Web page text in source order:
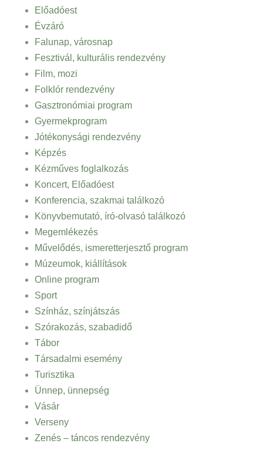
Előadóest
Évzáró
Falunap, városnap
Fesztivál, kulturális rendezvény
Film, mozi
Folklór rendezvény
Gasztronómiai program
Gyermekprogram
Jótékonysági rendezvény
Képzés
Kézműves foglalkozás
Koncert, Előadóest
Konferencia, szakmai találkozó
Könyvbemutató, író-olvasó találkozó
Megemlékezés
Művelődés, ismeretterjesztő program
Múzeumok, kiállítások
Online program
Sport
Színház, színjátszás
Szórakozás, szabadidő
Tábor
Társadalmi esemény
Turisztika
Ünnep, ünnepség
Vásár
Verseny
Zenés – táncos rendezvény